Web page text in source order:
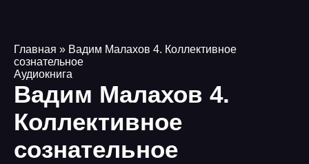
Главная » Вадим Малахов 4. Коллективное
сознательное
Аудиокнига
Вадим Малахов 4.
Коллективное
сознательное